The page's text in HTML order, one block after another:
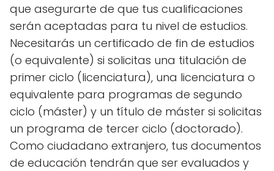
que asegurarte de que tus cualificaciones
serán aceptadas para tu nivel de estudios.
Necesitarás un certificado de fin de estudios
(o equivalente) si solicitas una titulación de
primer ciclo (licenciatura), una licenciatura o
equivalente para programas de segundo
ciclo (máster) y un título de máster si solicitas
un programa de tercer ciclo (doctorado).
Como ciudadano extranjero, tus documentos
de educación tendrán que ser evaluados y